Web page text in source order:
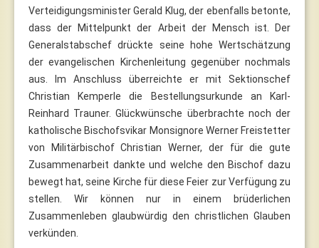
Verteidigungsminister Gerald Klug, der ebenfalls betonte,
dass der Mittelpunkt der Arbeit der Mensch ist. Der
Generalstabschef drückte seine hohe Wertschätzung
der evangelischen Kirchenleitung gegenüber nochmals
aus. Im Anschluss überreichte er mit Sektionschef
Christian Kemperle die Bestellungsurkunde an Karl-
Reinhard Trauner. Glückwünsche überbrachte noch der
katholische Bischofsvikar Monsignore Werner Freistetter
von Militärbischof Christian Werner, der für die gute
Zusammenarbeit dankte und welche den Bischof dazu
bewegt hat, seine Kirche für diese Feier zur Verfügung zu
stellen. Wir können nur in einem brüderlichen
Zusammenleben glaubwürdig den christlichen Glauben
verkünden.